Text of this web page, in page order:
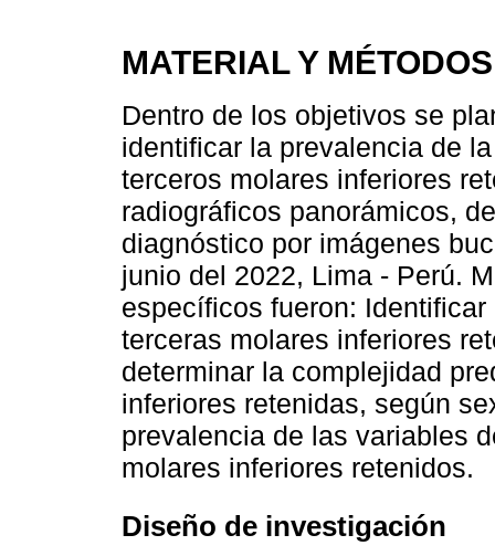
MATERIAL Y MÉTODOS
Dentro de los objetivos se
identificar la prevalencia de
terceros molares inferiores
radiográficos panorámicos,
diagnóstico por imágenes
junio del 2022, Lima - Perú.
específicos fueron:
terceras molares inferiores
determinar la complejidad
inferiores retenidas, según
prevalencia de las variables
molares inferiores retenidos.
Diseño de investigación